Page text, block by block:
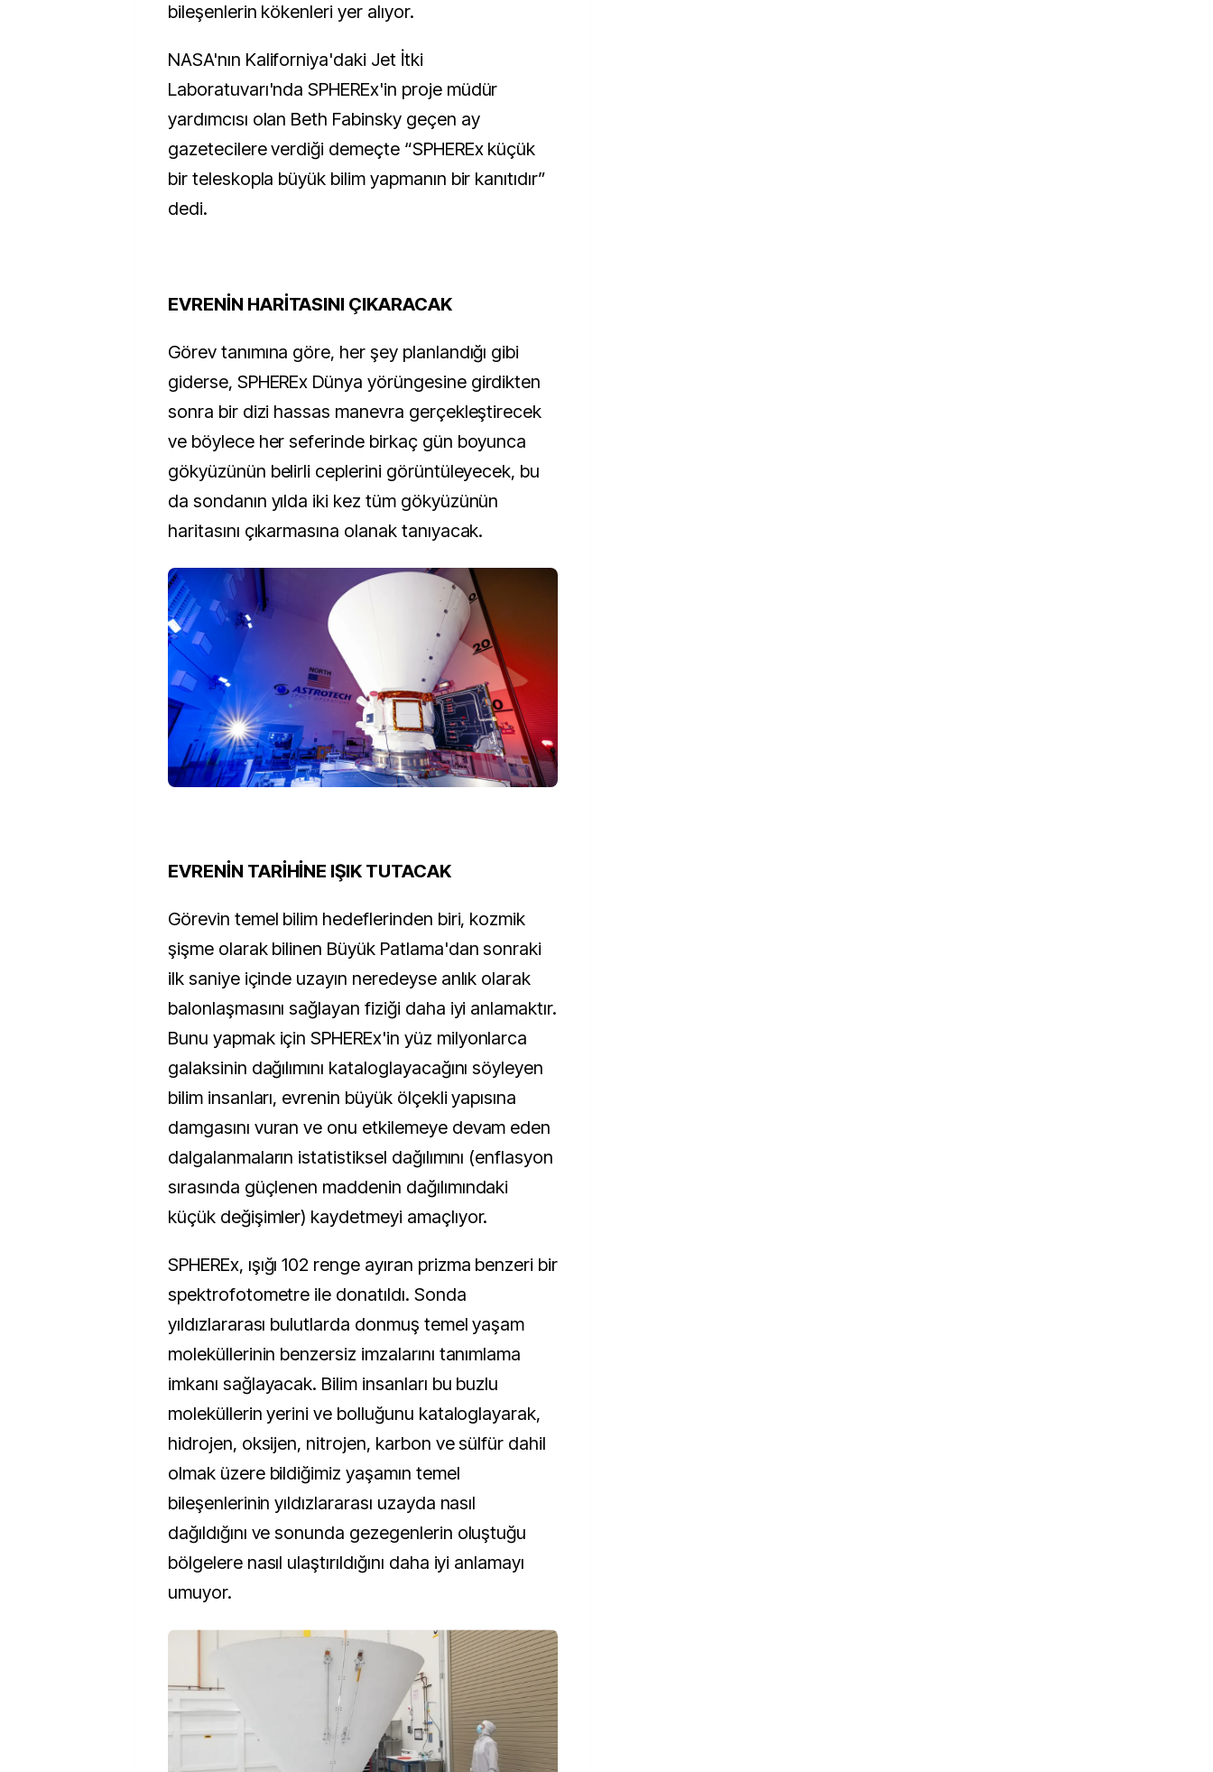
bileşenlerin kökenleri yer alıyor.
NASA'nın Kaliforniya'daki Jet İtki
Laboratuvarı'nda SPHEREx'in proje müdür
yardımcısı olan Beth Fabinsky geçen ay
gazetecilere verdiği demeçte “SPHEREx küçük
bir teleskopla büyük bilim yapmanın bir kanıtıdır”
dedi.
EVRENİN HARİTASINI ÇIKARACAK
Görev tanımına göre, her şey planlandığı gibi
giderse, SPHEREx Dünya yörüngesine girdikten
sonra bir dizi hassas manevra gerçekleştirecek
ve böylece her seferinde birkaç gün boyunca
gökyüzünün belirli ceplerini görüntüleyecek, bu
da sondanın yılda iki kez tüm gökyüzünün
haritasını çıkarmasına olanak tanıyacak.
EVRENİN TARİHİNE IŞIK TUTACAK
Görevin temel bilim hedeflerinden biri, kozmik
şişme olarak bilinen Büyük Patlama'dan sonraki
ilk saniye içinde uzayın neredeyse anlık olarak
balonlaşmasını sağlayan fiziği daha iyi anlamaktır.
Bunu yapmak için SPHEREx'in yüz milyonlarca
galaksinin dağılımını kataloglayacağını söyleyen
bilim insanları, evrenin büyük ölçekli yapısına
damgasını vuran ve onu etkilemeye devam eden
dalgalanmaların istatistiksel dağılımını (enflasyon
sırasında güçlenen maddenin dağılımındaki
küçük değişimler) kaydetmeyi amaçlıyor.
SPHEREx, ışığı 102 renge ayıran prizma benzeri bir
spektrofotometre ile donatıldı. Sonda
yıldızlararası bulutlarda donmuş temel yaşam
moleküllerinin benzersiz imzalarını tanımlama
imkanı sağlayacak. Bilim insanları bu buzlu
moleküllerin yerini ve bolluğunu kataloglayarak,
hidrojen, oksijen, nitrojen, karbon ve sülfür dahil
olmak üzere bildiğimiz yaşamın temel
bileşenlerinin yıldızlararası uzayda nasıl
dağıldığını ve sonunda gezegenlerin oluştuğu
bölgelere nasıl ulaştırıldığını daha iyi anlamayı
umuyor.